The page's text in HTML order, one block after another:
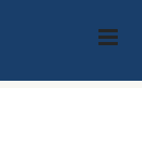
– ŠTO DRUGI
PORTAL